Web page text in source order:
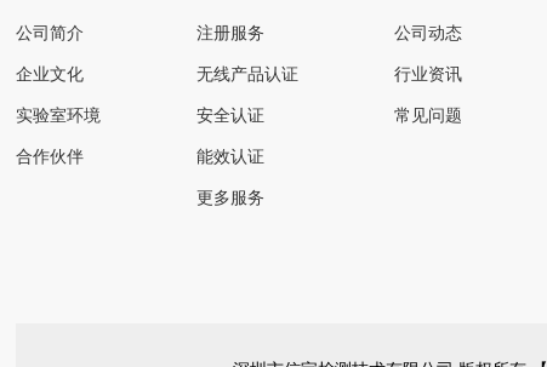
公司简介
企业文化
实验室环境
合作伙伴
注册服务
无线产品认证
安全认证
能效认证
更多服务
公司动态
行业资讯
常见问题